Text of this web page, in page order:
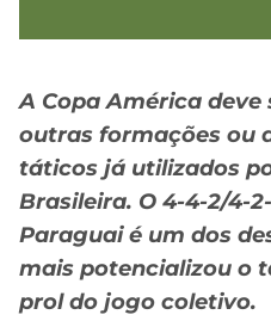
A Copa América
outras formações ou
táticos já utilizados
Brasileira. O 4-4-2/4-
Paraguai é um dos
mais potencializou o
prol do jogo coletivo.